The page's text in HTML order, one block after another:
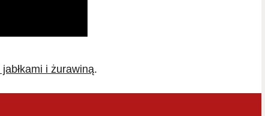
i żurawiną.